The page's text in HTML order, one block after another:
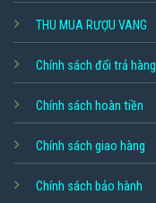
THU MUA RƯỢU VANG
Chính sách đổi trả hàng
Chính sách hoàn tiền
Chính sách giao hàng
Chính sách bảo hành